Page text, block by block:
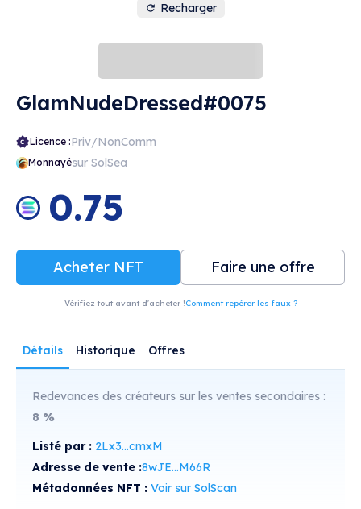
Recharger
GlamNudeDressed#0075
Licence :Priv/NonComm
Monnayésur SolSea
0.75
Acheter NFT Faire une offre
Vérifiez tout avant d'acheter !Comment repérer les faux ?
Détails Historique Offres
Redevances des créateurs sur les ventes secondaires :
8 %
Listé par : 2Lx3...cmxM
Adresse de vente :8wJE...M66R
Métadonnées NFT : Voir sur SolScan